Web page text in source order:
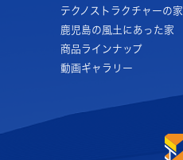
テクノストラクチャーの家
鹿児島の風土にあった家
商品ラインナップ
動画ギャラリー